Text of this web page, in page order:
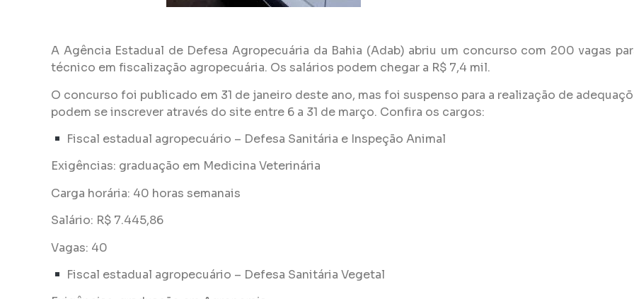
A Agência Estadual de Defesa Agropecuária da Bahia (Adab) abriu um concurso com 200 vagas
técnico em fiscalização agropecuária. Os salários podem chegar a R$ 7,4 mil.
O concurso foi publicado em 31 de janeiro deste ano, mas foi suspenso para a realização de
podem se inscrever através do site entre 6 a 31 de março. Confira os cargos:
Fiscal estadual agropecuário – Defesa Sanitária e Inspeção Animal
Exigências: graduação em Medicina Veterinária
Carga horária: 40 horas semanais
Salário: R$ 7.445,86
Vagas: 40
Fiscal estadual agropecuário – Defesa Sanitária Vegetal